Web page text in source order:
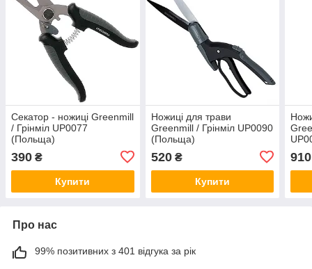
Секатор - ножиці Greenmill
/ Грінміл UP0077
(Польща)
390 ₴
Купити
Ножиці для трави
Greenmill / Грінміл UP0090
(Польща)
520₴
Купити
910
Про нас
99% позитивних з 401 відгука за рік